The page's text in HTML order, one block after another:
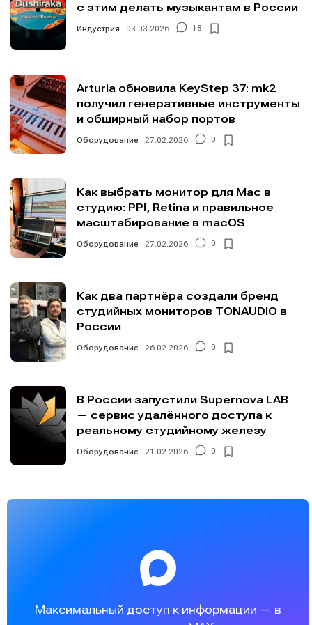
с этим делать музыкантам в России
Индустрия 03.03.2026 18
Arturia обновила KeyStep 37: mk2
получил генеративные инструменты
и обширный набор портов
Оборудование 27.02.2026 0
Как выбрать монитор для Mac в
студию: PPI, Retina и правильное
масштабирование в macOS
Оборудование 27.02.2026 0
Как два партнёра создали бренд
студийных мониторов TONAUDIO в
России
Оборудование 26.02.2026 0
В России запустили Supernova LAB
— сервис удалённого доступа к
реальному студийному железу
Оборудование 21.02.2026 0
Максимальный доступ к информации — в